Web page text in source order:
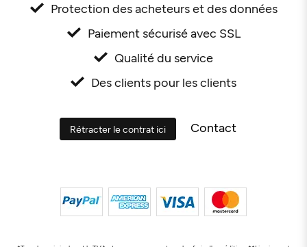
Protection des acheteurs et des données
Paiement sécurisé avec SSL
Qualité du service
Des clients pour les clients
Rétracter le contrat ici Contact